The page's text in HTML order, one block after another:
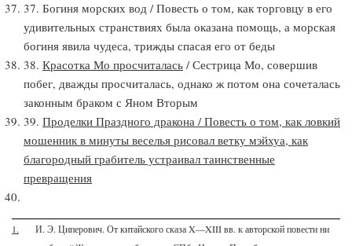
37. Богиня морских вод / Повесть о том, как торговцу в его
удивительных странствиях была оказана помощь, а морская
богиня явила чудеса, трижды спасая его от беды
38. Красотка Мо просчиталась / Сестрица Мо, совершив
побег, дважды просчиталась, однако ж потом она сочеталась
законным браком с Яном Вторым
39. Проделки Праздного дракона / Повесть о том, как ловкий
мошенник в минуты веселья рисовал ветку мэйхуа, как
благородный грабитель устраивал таинственные
превращения
1.
И. Э. Циперович. От китайского сказа X—XIII вв. к авторской повести ни